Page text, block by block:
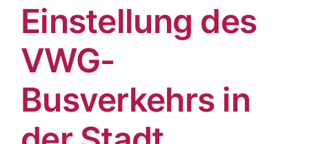
Einstellung des
VWG-
Busverkehrs in